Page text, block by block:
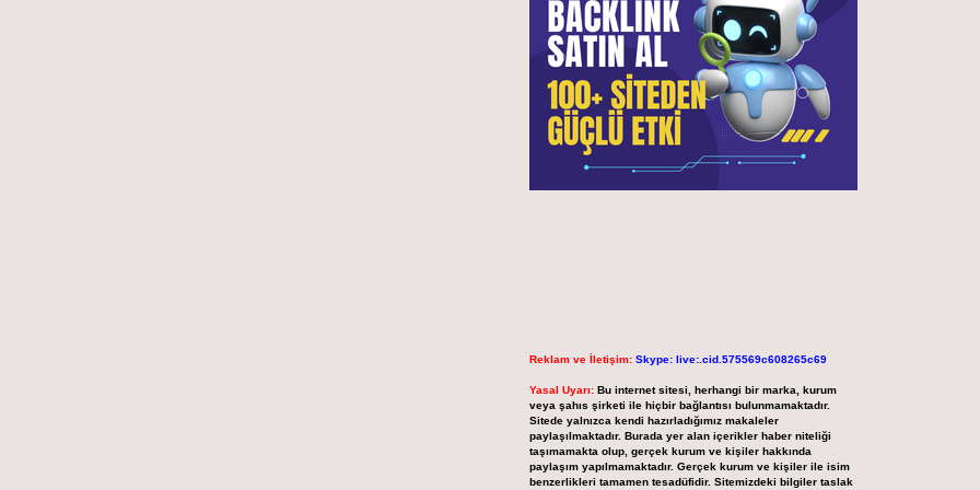
Reklam ve İletişim: Skype: live:.cid.575569c608265c69
Yasal Uyarı: Bu internet sitesi, herhangi bir marka, kurum
veya şahıs şirketi ile hiçbir bağlantısı bulunmamaktadır.
Sitede yalnızca kendi hazırladığımız makaleler
paylaşılmaktadır. Burada yer alan içerikler haber niteliği
taşımamakta olup, gerçek kurum ve kişiler hakkında
paylaşım yapılmamaktadır. Gerçek kurum ve kişiler ile isim
benzerlikleri tamamen tesadüfidir. Sitemizdeki bilgiler taslak